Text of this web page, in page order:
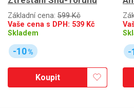
Základní cena: 599 Kč
Vaše cena s DPH: 539 Kč
Skladem
-10%
Koupit
-